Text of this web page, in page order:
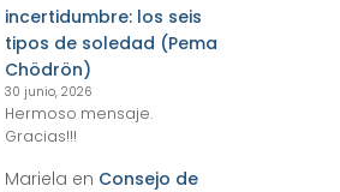
incertidumbre: los seis
tipos de soledad (Pema
Chödrön)
30 junio, 2026
Hermoso mensaje.
Gracias!!!
Mariela en Consejo de